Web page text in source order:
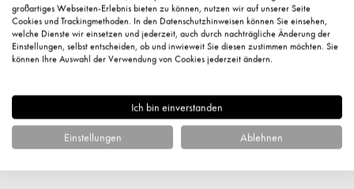
Kundenbewertungen
Fragen zum Artikel?
großartiges Webseiten-Erlebnis bieten zu können, nutzen wir auf unserer Seite
Cookies und Trackingmethoden. In den Datenschutzhinweisen können Sie einsehen,
welche Dienste wir einsetzen und jederzeit, auch durch nachträgliche Änderung der
Einstellungen, selbst entscheiden, ob und inwieweit Sie diesen zustimmen möchten. Sie
können Ihre Auswahl der Verwendung von Cookies jederzeit ändern.
Ich bin einverstanden
Einstellungen Ablehnen